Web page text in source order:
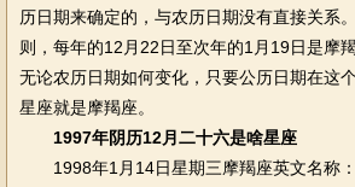
历日期来确定的，与农历日期没有直接关系
则，每年的12月22日至次年的1月19日是摩
无论农历日期如何变化，只要公历日期在这
星座就是摩羯座。
1997年阴历12月二十六是啥星座
1998年1月14日星期三摩羯座英文名称